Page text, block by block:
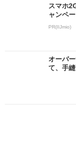
スマホ
ャンペ
PR(IIJmio)
オーバ
て、手